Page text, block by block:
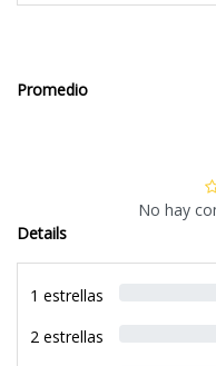
Promedio
No hay
Details
1 estrellas
2 estrellas